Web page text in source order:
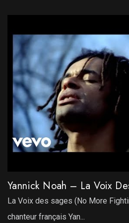
Yannick Noah – La Voix
La Voix des sages (No More
chanteur français Yan...